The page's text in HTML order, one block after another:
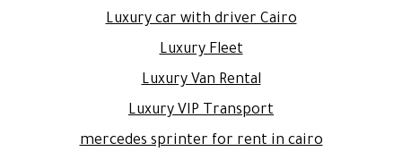
Luxury car with driver Cairo
Luxury Fleet
Luxury Van Rental
Luxury VIP Transport
mercedes sprinter for rent in cairo